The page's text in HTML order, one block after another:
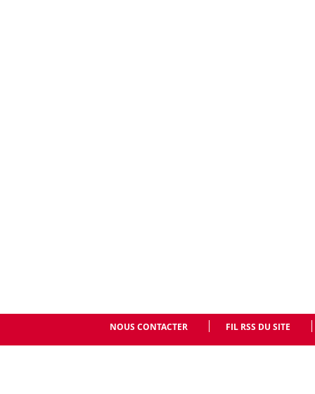
NOUS CONTACTER FIL RSS DU SITE